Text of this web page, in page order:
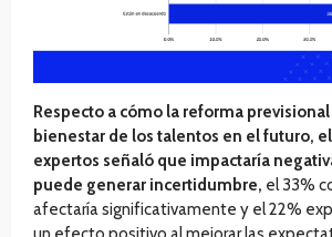
Respecto a cómo la reforma
bienestar de los talentos en el futuro,
expertos señaló que impactaría
puede generar incertidumbre, el 33%
afectaría significativamente y el 22%